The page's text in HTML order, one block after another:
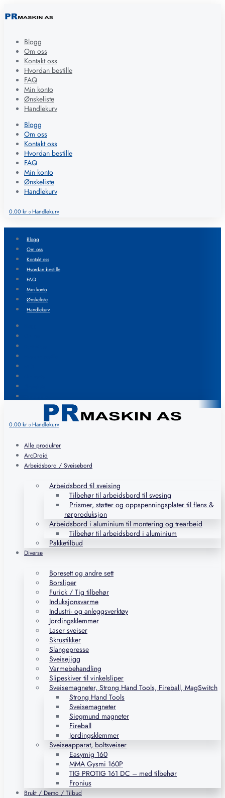
Blogg
Om oss
Kontakt oss
Hvordan bestille
FAQ
Min konto
Ønskeliste
Handlekurv
Blogg
Om oss
Kontakt oss
Hvordan bestille
FAQ
Min konto
Ønskeliste
Handlekurv
0.00kr 0 Handlekurv
Blogg
Om oss
Kontakt oss
Hvordan bestille
FAQ
Min konto
Ønskeliste
Handlekurv
0.00kr 0 Handlekurv
Alle produkter
ArcDroid
Arbeidsbord / Sveisebord
Arbeidsbord til sveising
Tilbehør til arbeidsbord til svesing
Prismer, støtter og oppspenningsplater til flens &
rørproduksjon
Arbeidsbord i aluminium til montering og trearbeid
Tilbehør til arbeidsbord i aluminium
Pakketilbud
Diverse
Boresett og andre sett
Borsliper
Furick / Tig tilbehør
Induksjonsvarme
Industri- og anleggsverktøy
Jordingsklemmer
Laser sveiser
Skrustikker
Slangepresse
Sveisejigg
Varmebehandling
Slipeskiver til vinkelsliper
Sveisemagneter, Strong Hand Tools, Fireball, MagSwitch
Strong Hand Tools
Sveisemagneter
Siegmund magneter
Fireball
Jordingsklemmer
Sveiseapparat, boltsveiser
Easymig 160
MMA Gysmi 160P
TIG PROTIG 161 DC – med tilbehør
Fronius
Brukt / Demo / Tilbud